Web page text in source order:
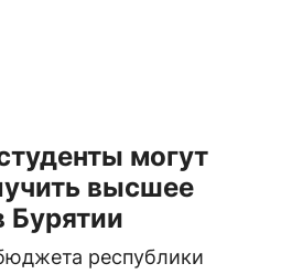
могут
высшее
Бурятии
республики